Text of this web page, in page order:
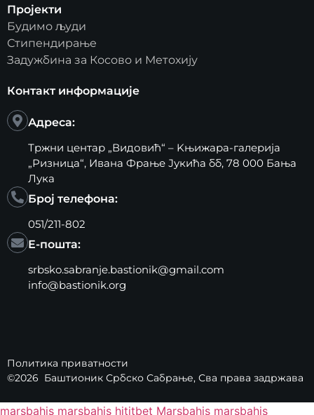
Пројекти
Будимо људи
Стипендирање
Задужбина за Косово и Метохију
Контакт информације
Адреса:
Тржни центар „Видовић“ – Kњижара-галерија
„Ризница“, Ивана Фрање Јукића бб, 78 000 Бања
Лука
Број телефона:
051/211-802
Е-пошта:
srbsko.sabranje.bastionik@gmail.com
info@bastionik.org
Политика приватности
©2026 Баштионик Србско Сабрање, Сва права задржава
marsbahis marsbahis hititbet Marsbahis marsbahis